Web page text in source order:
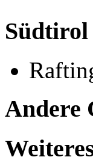
Südtirol
Andere